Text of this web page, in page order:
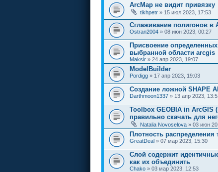
ArcMap не видит привязку
tikhpetr » 15 июл 2023, 17:53
Cглаживание полигонов в
Ostran2004 » 08 июн 2023, 00:27
Присвоение
выбранной области arcgis
Maksir » 24 апр 2023, 19:07
ModelBuilder
Pordigg » 17 апр 2023, 19:03
Создание ложной SHAPE
Darthmoon1337 » 13 апр 2023,
Toolbox GEOBIA in ArcGIS
правильно скачать для
Natalia Novoselova » 03 июн
Плотность распределения
GreatDeal » 07 мар 2023, 15:30
Слой содержит
как их объединить
Chako » 03 мар 2023, 12:53